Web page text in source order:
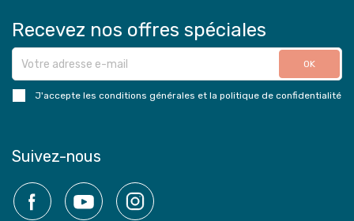
Recevez nos offres spéciales
J'accepte les conditions générales et la politique de confidentialité
Suivez-nous
Facebook YouTube